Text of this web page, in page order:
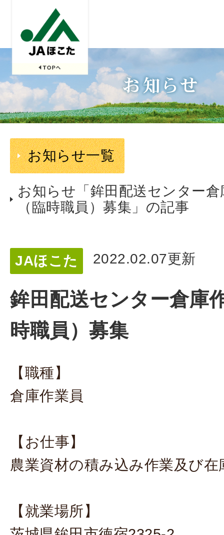
お知らせ一覧
お知らせ「鉾田配送センター倉
（臨時職員）募集」の記事
JAほこた 2022.02.07更新
鉾田配送センター倉庫
時職員）募集
【職種】
倉庫作業員
【お仕事】
農業資材の積み込み作業及び在
【就業場所】